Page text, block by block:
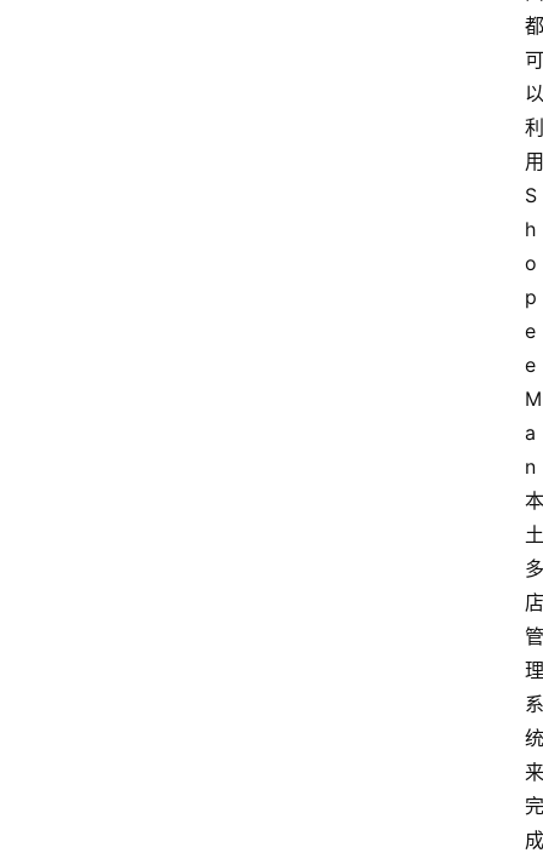
都
可
以
利
用
S
h
o
p
e
e
M
a
n
本
土
多
店
管
理
系
统
来
完
成